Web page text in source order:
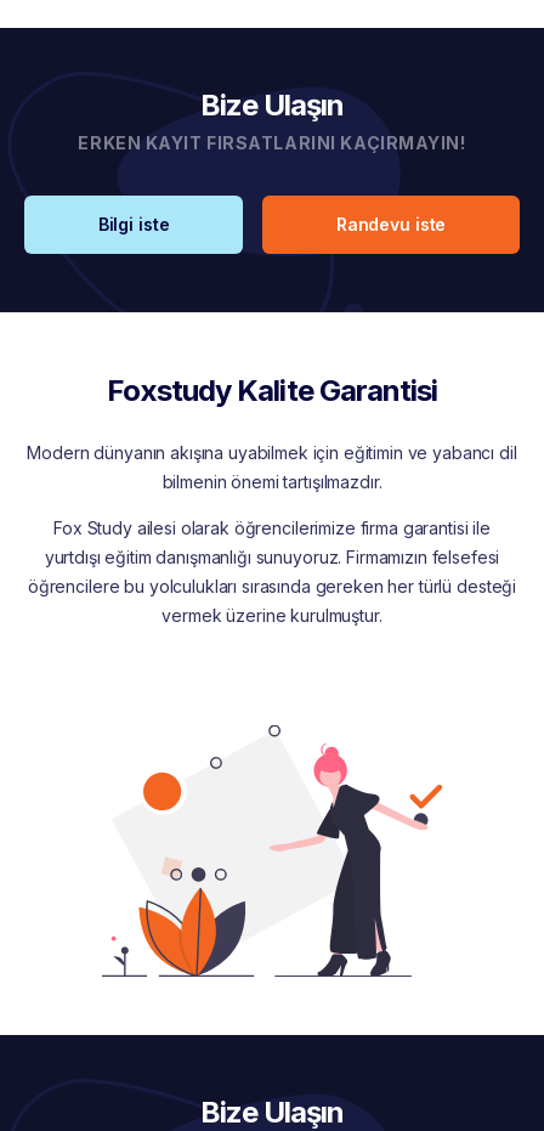
Bize Ulaşın
ERKEN KAYIT FIRSATLARINI KAÇIRMAYIN!
Bilgi iste Randevu iste
Foxstudy Kalite Garantisi
Modern dünyanın akışına uyabilmek için eğitimin ve yabancı dil
bilmenin önemi tartışılmazdır.
Fox Study ailesi olarak öğrencilerimize firma garantisi ile
yurtdışı eğitim danışmanlığı sunuyoruz. Firmamızın felsefesi
öğrencilere bu yolculukları sırasında gereken her türlü desteği
vermek üzerine kurulmuştur.
Bize Ulaşın